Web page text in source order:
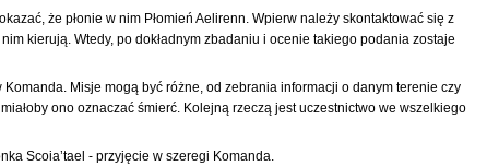
że płonie w nim Płomień Aelirenn. Wpierw należy skontaktować się z
kierują. Wtedy, po dokładnym zbadaniu i ocenie takiego podania zostaje
Misje mogą być różne, od zebrania informacji o danym terenie czy
ono oznaczać śmierć. Kolejną rzeczą jest uczestnictwo we wszelkiego
Scoia’tael - przyjęcie w szeregi Komanda.